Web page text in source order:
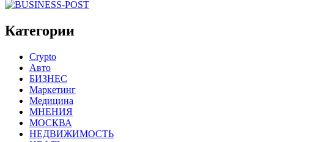
Категории
Crypto
Авто
БИЗНЕС
Маркетинг
Медицина
МНЕНИЯ
МОСКВА
НЕДВИЖИМОСТЬ